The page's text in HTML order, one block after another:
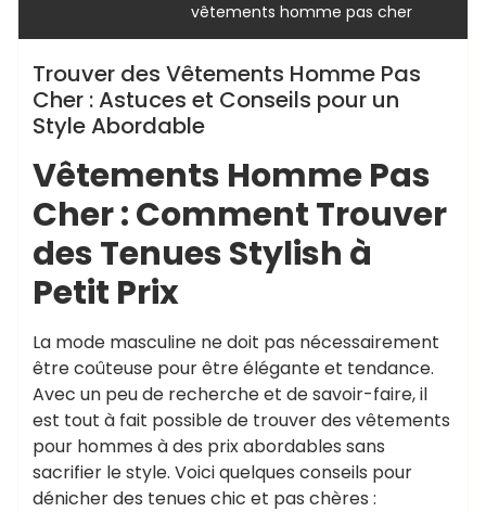
vêtements homme pas cher
Trouver des Vêtements Homme Pas
Cher : Astuces et Conseils pour un
Style Abordable
Vêtements Homme Pas
Cher : Comment Trouver
des Tenues Stylish à
Petit Prix
La mode masculine ne doit pas nécessairement
être coûteuse pour être élégante et tendance.
Avec un peu de recherche et de savoir-faire, il
est tout à fait possible de trouver des vêtements
pour hommes à des prix abordables sans
sacrifier le style. Voici quelques conseils pour
dénicher des tenues chic et pas chères :